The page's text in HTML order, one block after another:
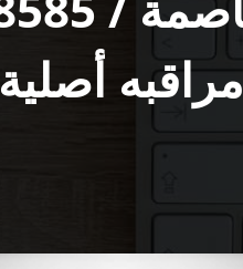
مراقبه أصلية